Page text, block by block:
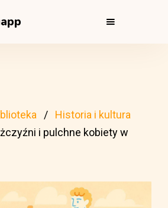
Historia i kultura
i pulchne kobiety w